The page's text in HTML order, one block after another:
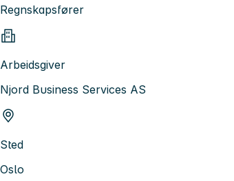
Regnskapsfører
Arbeidsgiver
Njord Business Services AS
Sted
Oslo